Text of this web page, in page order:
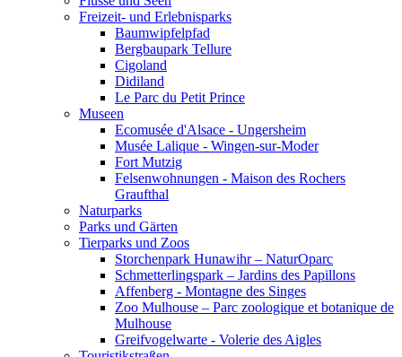
Freizeit- und Erlebnisparks
Baumwipfelpfad
Bergbaupark Tellure
Cigoland
Didiland
Le Parc du Petit Prince
Museen
Ecomusée d'Alsace - Ungersheim
Musée Lalique - Wingen-sur-Moder
Fort Mutzig
Felsenwohnungen - Maison des Rochers
Graufthal
Naturparks
Parks und Gärten
Tierparks und Zoos
Storchenpark Hunawihr – NaturOparc
Schmetterlingspark – Jardins des Papillons
Affenberg - Montagne des Singes
Zoo Mulhouse – Parc zoologique et botanique de
Mulhouse
Greifvogelwarte - Volerie des Aigles